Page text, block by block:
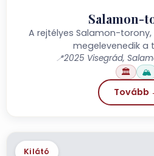
Salamon-
A rejtélyes Salamon-
megelevenedik a
📍2025 Visegrád,
🏛️
🏔️
Tovább
Kilátó